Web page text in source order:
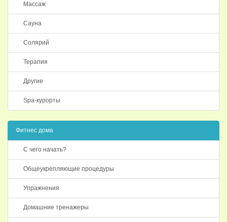
Массаж
Сауна
Солярий
Терапия
Другие
Spa-курорты
Фитнес дома
С чего начать?
Общеукрепляющие процедуры
Упражнения
Домашние тренажеры